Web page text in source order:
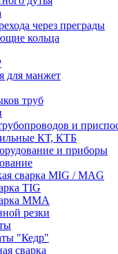
через преграды
кольца
для манжет
труб
и
КТ, КТБ
и приборы
сварка MIG / MAG
TIG
ММА
резки
"Кедр"
сварка